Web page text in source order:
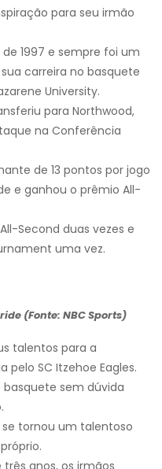
para seu irmão
1997 e sempre foi um
carreira no basquete
University.
para Northwood,
na Conferência
de 13 pontos por jogo
e ganhou o prêmio All-
Second duas vezes e
uma vez.
(Fonte: NBC Sports)
talentos para a
SC Itzehoe Eagles.
basquete sem dúvida
se tornou um talentoso
anos, os irmãos